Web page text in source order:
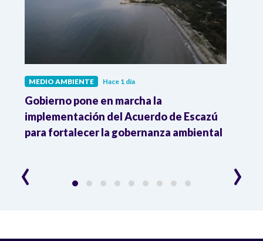
MEDIO AMBIENTE Hace 1 día
Gobierno pone en marcha la
implementación del Acuerdo de Escazú
para fortalecer la gobernanza ambiental
‹ ›